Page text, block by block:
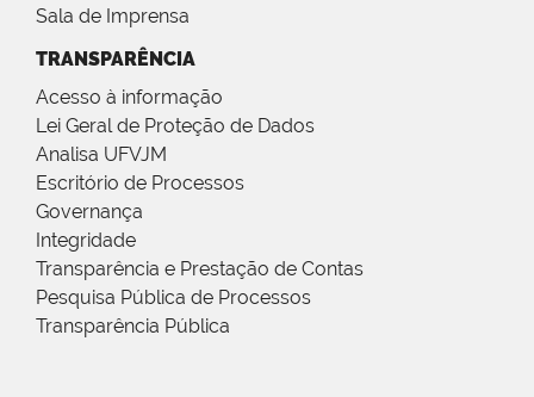
Sala de Imprensa
TRANSPARÊNCIA
Acesso à informação
Lei Geral de Proteção de Dados
Analisa UFVJM
Escritório de Processos
Governança
Integridade
Transparência e Prestação de Contas
Pesquisa Pública de Processos
Transparência Pública